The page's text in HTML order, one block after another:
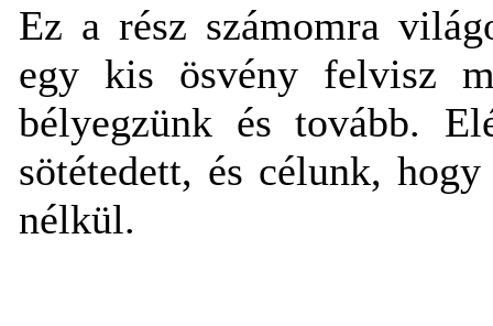
Ez a rész számomra
egy kis ösvény felvisz
bélyegzünk és tovább.
sötétedett, és célunk,
nélkül.